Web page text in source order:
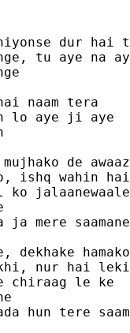
dur hai
tu aye na
naam tera
lo aye ji aye
de
ishq wahin
ko
mere saamane
dekhake
nur hai
chiraag le ke
hun tere